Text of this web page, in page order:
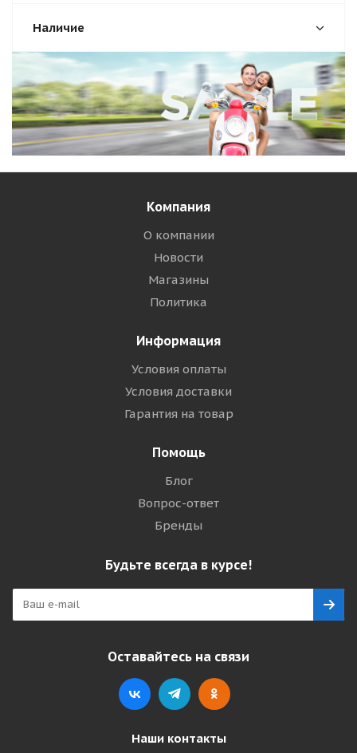
Наличие
Компания
О компании
Новости
Магазины
Политика
Информация
Условия оплаты
Условия доставки
Гарантия на товар
Помощь
Блог
Вопрос-ответ
Бренды
Будьте всегда в курсе!
Оставайтесь на связи
Наши контакты